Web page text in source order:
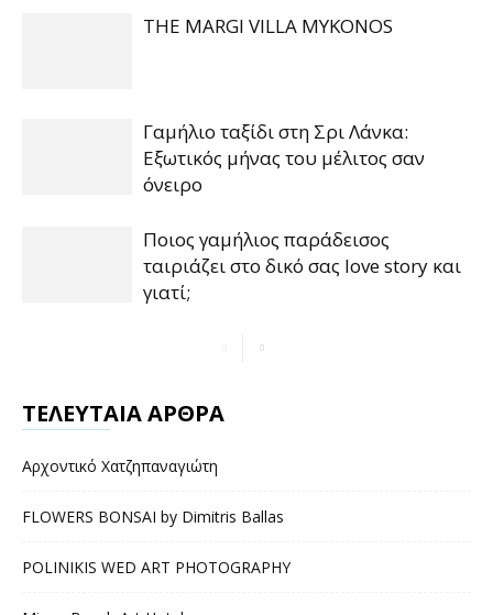
THE MARGI VILLA MYKONOS
Γαμήλιο ταξίδι στη Σρι Λάνκα:
Εξωτικός μήνας του μέλιτος σαν
όνειρο
Ποιος γαμήλιος παράδεισος
ταιριάζει στο δικό σας love story και
γιατί;
ΤΕΛΕΥΤΑΙΑ ΑΡΘΡΑ
Αρχοντικό Χατζηπαναγιώτη
FLOWERS BONSAI by Dimitris Ballas
POLINIKIS WED ART PHOTOGRAPHY